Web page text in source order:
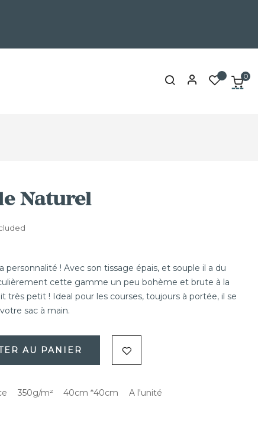
0
Naturel
personnalité ! Avec son tissage épais, et souple il a du
cette gamme un peu bohème et brute à la
très petit ! Ideal pour les courses, toujours à portée, il se
sac à main.
AU PANIER
350g/m² 40cm *40cm A l'unité